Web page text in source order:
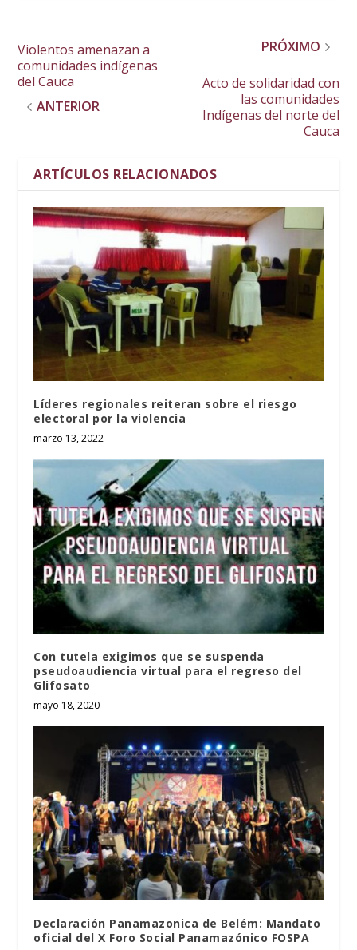
Violentos amenazan a
comunidades indígenas
del Cauca
ANTERIOR
PRÓXIMO
Acto de solidaridad con
las comunidades
Indígenas del norte del
Cauca
ARTÍCULOS RELACIONADOS
Líderes regionales reiteran sobre el riesgo
electoral por la violencia
marzo 13, 2022
Con tutela exigimos que se suspenda
pseudoaudiencia virtual para el regreso del
Glifosato
mayo 18, 2020
Declaración Panamazonica de Belém: Mandato
oficial del X Foro Social Panamazónico FOSPA